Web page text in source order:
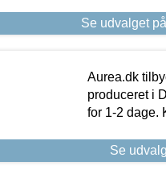
Se udvalget
Aurea.dk
produceret i
for 1-2 dage.
Se